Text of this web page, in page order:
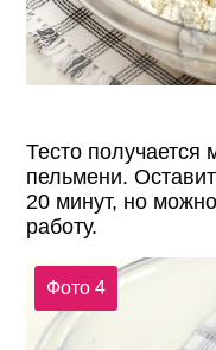
Тесто получается
пельмени.
20 минут, но
работу.
Фото 4